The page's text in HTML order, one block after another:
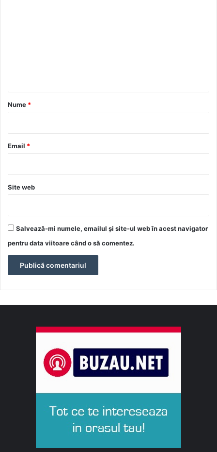
r
*
Nume *
Email *
Site web
Salvează-mi numele, emailul și site-ul web în acest navigator
pentru data viitoare când o să comentez.